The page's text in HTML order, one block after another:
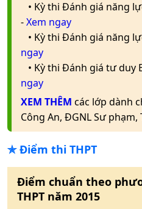
• Kỳ thi Đánh giá năng
-Xem ngay
• Kỳ thi Đánh giá năng
ngay
• Kỳ thi Đánh giá tư duy
ngay
XEM THÊM các lớp dành
Công An, ĐGNL Sư phạm,
✯Điểm thi THPT
Điểm chuẩn theo
THPT năm 2015